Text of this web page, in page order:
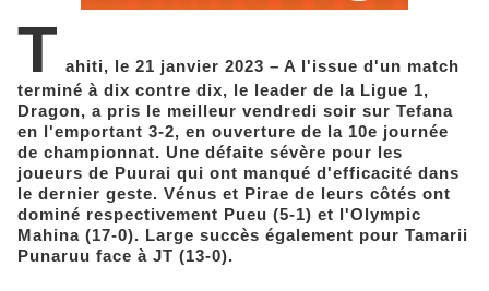
T ahiti, le 21 janvier 2023 – A l'issue d'un match
terminé à dix contre dix, le leader de la Ligue 1,
Dragon, a pris le meilleur vendredi soir sur Tefana
en l'emportant 3-2, en ouverture de la 10e journée
de championnat. Une défaite sévère pour les
joueurs de Puurai qui ont manqué d'efficacité dans
le dernier geste. Vénus et Pirae de leurs côtés ont
dominé respectivement Pueu (5-1) et l'Olympic
Mahina (17-0). Large succès également pour Tamarii
Punaruu face à JT (13-0).